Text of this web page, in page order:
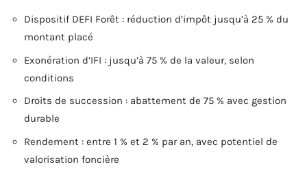
Dispositif DEFI Forêt : réduction d’impôt jusqu’à 25 % du
montant placé
Exonération d’IFI : jusqu’à 75 % de la valeur, selon
conditions
Droits de succession : abattement de 75 % avec gestion
durable
Rendement : entre 1 % et 2 % par an, avec potentiel de
valorisation foncière